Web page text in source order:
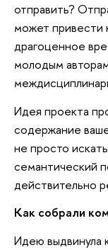
отправить?
может привести
драгоценное
молодым
Идея проекта
содержание
не просто
семантический
действительно
Как собрали
Идею